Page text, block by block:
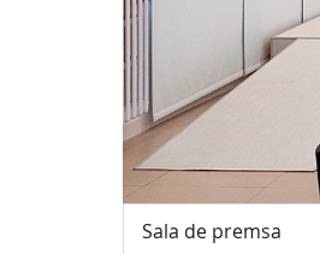
Sala de premsa